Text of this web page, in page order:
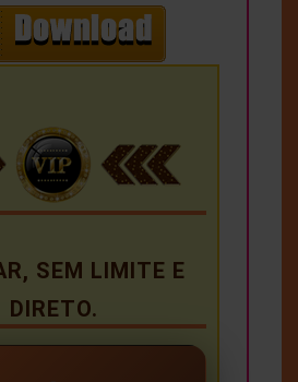
SEM LIMITE E
DIRETO.